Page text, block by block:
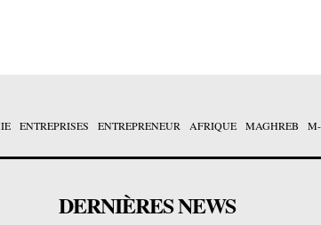
ENTREPRISES ENTREPRENEUR AFRIQUE MAGHREB
DERNIÈRES NEWS